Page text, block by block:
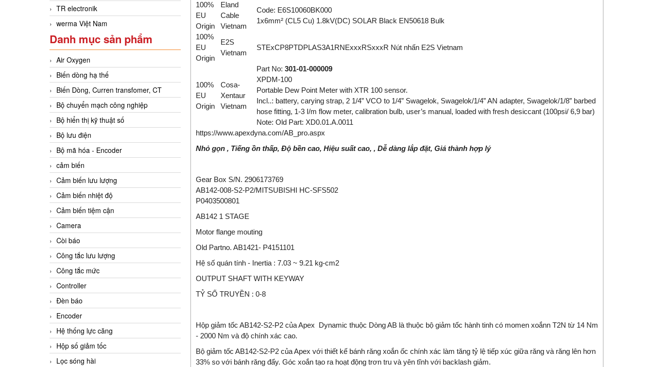
TR electronik
werma Việt Nam
Danh mục sản phẩm
Air Oxygen
Biến dòng hạ thế
Biến Dòng, Curren transfomer, CT
Bộ chuyển mạch công nghiệp
Bộ hiển thị kỹ thuật số
Bộ lưu điện
Bộ mã hóa - Encoder
cảm biến
Cảm biến lưu lượng
Cảm biến nhiệt độ
Cảm biến tiệm cận
Camera
Còi báo
Công tắc lưu lượng
Công tắc mức
Controller
Đèn báo
Encoder
Hệ thống lực căng
Hộp số giảm tốc
Lọc sóng hài
100%
EU
Origin
Eland
Cable
Vietnam
Code: E6S10060BK000
1x6mm² (CL5 Cu) 1.8kV(DC) SOLAR Black EN50618 Bulk
100%
EU
Origin
E2S
Vietnam
STExCP8PTDPLAS3A1RNExxxRSxxxR Nút nhấn E2S Vietnam
100%
EU
Origin
Cosa-
Xentaur
Vietnam
Part No: 301-01-000009
XPDM-100
Portable Dew Point Meter with XTR 100 sensor.
Incl..: battery, carying strap, 2 1/4” VCO to 1/4” Swagelok, Swagelok/1/4” AN adapter, Swagelok/1/8” barbed
hose fitting, 1-3 I/m flow meter, calibration bulb, user’s manual, loaded with fresh desiccant (100psi/ 6,9 bar)
Note: Old Part: XD0.01.A.0011
https://www.apexdyna.com/AB_pro.aspx
Nhỏ gọn , Tiếng ồn thấp, Độ bền cao, Hiệu suất cao, , Dễ dàng lắp đặt, Giá thành hợp lý
Gear Box S/N. 2906173769
AB142-008-S2-P2/MITSUBISHI HC-SFS502
P0403500801
AB142 1 STAGE
Motor flange mouting
Old Partno. AB1421- P4151101
Hệ số quán tính - Inertia : 7.03 ~ 9.21 kg-cm2
OUTPUT SHAFT WITH KEYWAY
TỶ SỐ TRUYỀN : 0-8
Hộp giảm tốc AB142-S2-P2 của Apex Dynamic thuộc Dòng AB là thuộc bộ giảm tốc hành tinh có momen xoắnn T2N từ 14 Nm
- 2000 Nm và độ chính xác cao.
Bộ giảm tốc AB142-S2-P2 của Apex với thiết kế bánh răng xoắn ốc chính xác làm tăng tỷ lệ tiếp xúc giữa răng và răng lên hơn
33% so với bánh răng đẩy. Góc xoắn tạo ra hoạt động trơn tru và yên tĩnh với backlash giảm.